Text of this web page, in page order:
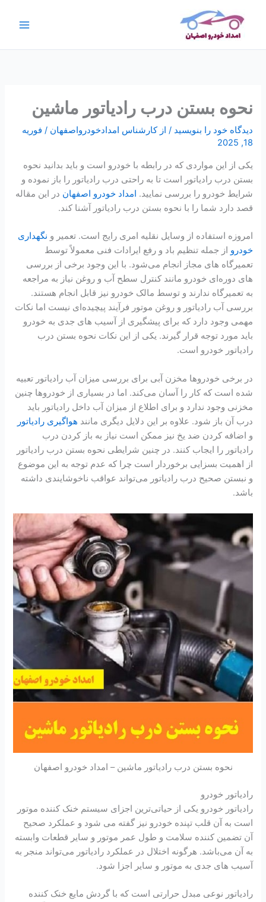
نحوه بستن درب رادیاتور ماشین
دیدگاه‌ خود را بنویسید / از کارشناس امدادخودرواصفهان/ فوریه
18, 2025
یکی از این مواردی که در رابطه با خودرو است و باید بدانید نحوه
بستن درب رادیاتور است تا به راحتی درب رادیاتور را باز نموده و
شرایط خودرو را بررسی نمایید. امداد خودرو اصفهان در این مقاله
قصد دارد شما را با نحوه بستن درب رادیاتور آشنا کند.
امروزه استفاده از وسایل نقلیه امری رایج است. تعمیر و نگهداری
خودرو از جمله تنظیم باد و رفع ایرادات فنی معمولاً توسط
تعمیرگاه ‌های مجاز انجام می‌شود. با این وجود برخی از بررسی
‌های دوره‌ای خودرو مانند کنترل سطح آب و روغن نیاز به مراجعه
به تعمیرگاه ندارند و توسط مالک خودرو نیز قابل انجام هستند.
بررسی آب رادیاتور و روغن موتور فرآیند پیچیده‌ای نیست اما نکات
مهمی وجود دارد که برای پیشگیری از آسیب ‌های جدی به خودرو
باید مورد توجه قرار گیرند. یکی از این نکات نحوه بستن درب
رادیاتور خودرو است.
در برخی خودروها مخزن آبی برای بررسی میزان آب رادیاتور تعبیه
شده است که کار را آسان می‌کند. اما در بسیاری از خودروها چنین
مخزنی وجود ندارد و برای اطلاع از میزان آب داخل رادیاتور باید
درب آن باز شود. علاوه بر این دلایل دیگری مانند هواگیری رادیاتور
و اضافه کردن ضد یخ نیز ممکن است نیاز به باز کردن درب
رادیاتور را ایجاب کنند. در چنین شرایطی نحوه بستن درب رادیاتور
از اهمیت بسزایی برخوردار است چرا که عدم توجه به این موضوع
و نبستن صحیح درب رادیاتور می‌تواند عواقب ناخوشایندی داشته
باشد.
نحوه بستن درب رادیاتور ماشین – امداد خودرو اصفهان
رادیاتور خودرو
رادیاتور خودرو یکی از حیاتی‌ترین اجزای سیستم خنک کننده موتور
است به آن قلب تپنده خودرو نیز گفته می شود و عملکرد صحیح
آن تضمین کننده سلامت و طول عمر موتور و سایر قطعات وابسته
به آن می‌باشد. هرگونه اختلال در عملکرد رادیاتور می‌تواند منجر به
آسیب ‌های جدی به موتور و سایر اجزا شود.
رادیاتور نوعی مبدل حرارتی است که با گردش مایع خنک کننده